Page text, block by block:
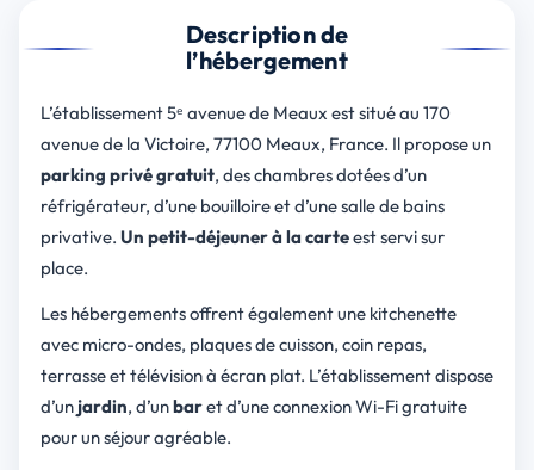
Description de
l’hébergement
L’établissement 5ᵉ avenue de Meaux est situé au 170
avenue de la Victoire, 77100 Meaux, France. Il propose un
parking privé gratuit, des chambres dotées d’un
réfrigérateur, d’une bouilloire et d’une salle de bains
privative. Un petit-déjeuner à la carteest servi sur
place.
Les hébergements offrent également une kitchenette
avec micro-ondes, plaques de cuisson, coin repas,
terrasse et télévision à écran plat. L’établissement dispose
d’un jardin, d’unbaret d’une connexion Wi-Fi gratuite
pour un séjour agréable.